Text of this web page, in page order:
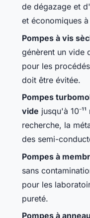
de dégazage et
et économiques
Pompes à vis
génèrent un vide
pour les
doit être évitée.
Pompes
vide jusqu'à
recherche, la
des semi-
Pompes à
sans
pour les
pureté.
Pompes à